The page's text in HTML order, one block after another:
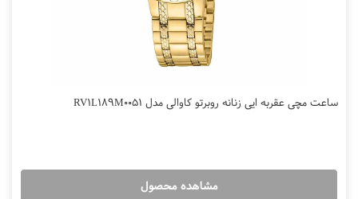
ساعت مچی عقربه ایی زنانه روبرتو کاوالی مدل RV1L189M0051
مشاهده محصول